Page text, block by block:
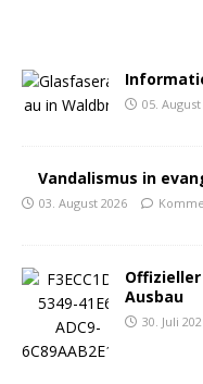
05. August
Vandalismus in
03. August 2026
Ausbau
30. Juli